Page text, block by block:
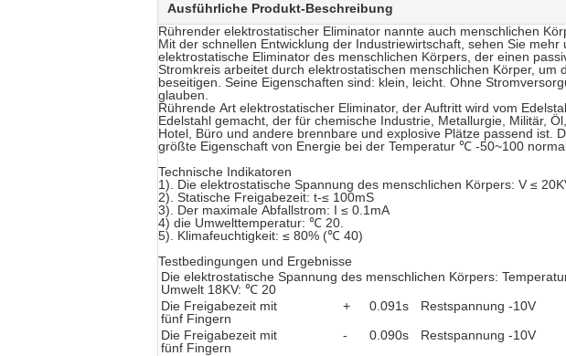
Ausführliche Produkt-Beschreibung
Rührender elektrostatischer Eliminator nannte auch menschlichen
Mit der schnellen Entwicklung der Industriewirtschaft, sehen Sie
elektrostatische Eliminator des menschlichen Körpers, der einen
Stromkreis arbeitet durch elektrostatischen menschlichen Körper, um
beseitigen. Seine Eigenschaften sind: klein, leicht. Ohne
glauben.
Rührende Art elektrostatischer Eliminator, der Auftritt wird vom
Edelstahl gemacht, der für chemische Industrie, Metallurgie, Militär,
Hotel, Büro und andere brennbare und explosive Plätze passend ist.
größte Eigenschaft von Energie bei der Temperatur ℃ -50~100
Technische Indikatoren
1). Die elektrostatische Spannung des menschlichen Körpers: V ≤
2). Statische Freigabezeit: t-≤ 100mS
3). Der maximale Abfallstrom: I ≤ 0.1mA
4) die Umwelttemperatur: ℃ 20.
5). Klimafeuchtigkeit: ≤ 80% (℃ 40)
Testbedingungen und Ergebnisse
Die elektrostatische Spannung des menschlichen Körpers:
Umwelt 18KV: ℃ 20
Die Freigabezeit mit
fünf Fingern
+ 0.091s
Restspannung -10V
Die Freigabezeit mit
fünf Fingern
- 0.090s
Restspannung -10V